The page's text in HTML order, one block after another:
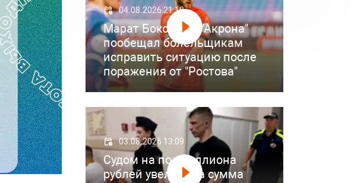
04.08.2026 21:18
Марат Бокоев из "Акрона"
пообещал болельщикам
исправить ситуацию после
поражения от "Ростова"
03.08.2026 13:09
Судом на полмиллиона
рублей увеличена сумма